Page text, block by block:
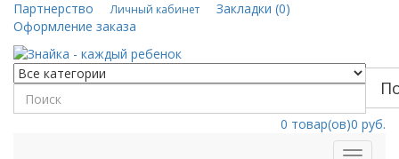
Партнерство Личный кабинет
Закладки (0)
Оформление заказа
0 товар(ов)0 руб.